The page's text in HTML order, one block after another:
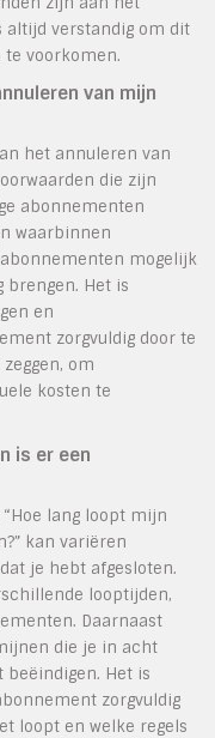
altijd verstandig om dit
voorkomen.
van mijn
het annuleren van
die zijn
abonnementen
waarbinnen
mogelijk
brengen. Het is
en
zorgvuldig door te
om
kosten te
is er een
lang loopt mijn
kan variëren
je hebt afgesloten.
looptijden,
Daarnaast
die je in acht
Het is
zorgvuldig
loopt en welke regels